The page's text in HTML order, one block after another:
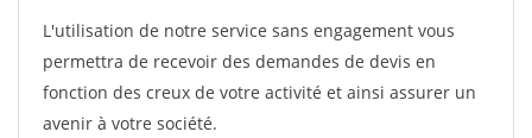
L'utilisation de notre service sans engagement vous
permettra de recevoir des demandes de devis en
fonction des creux de votre activité et ainsi assurer un
avenir à votre société.